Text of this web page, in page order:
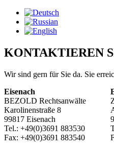
KONTAKTIEREN
Wir sind gern für Sie da. Sie
Eisenach
BEZOLD Rechtsanwälte
Karolinenstraße 8
99817 Eisenach
Tel.: +49(0)3691 883530
Fax: +49(0)3691 883540